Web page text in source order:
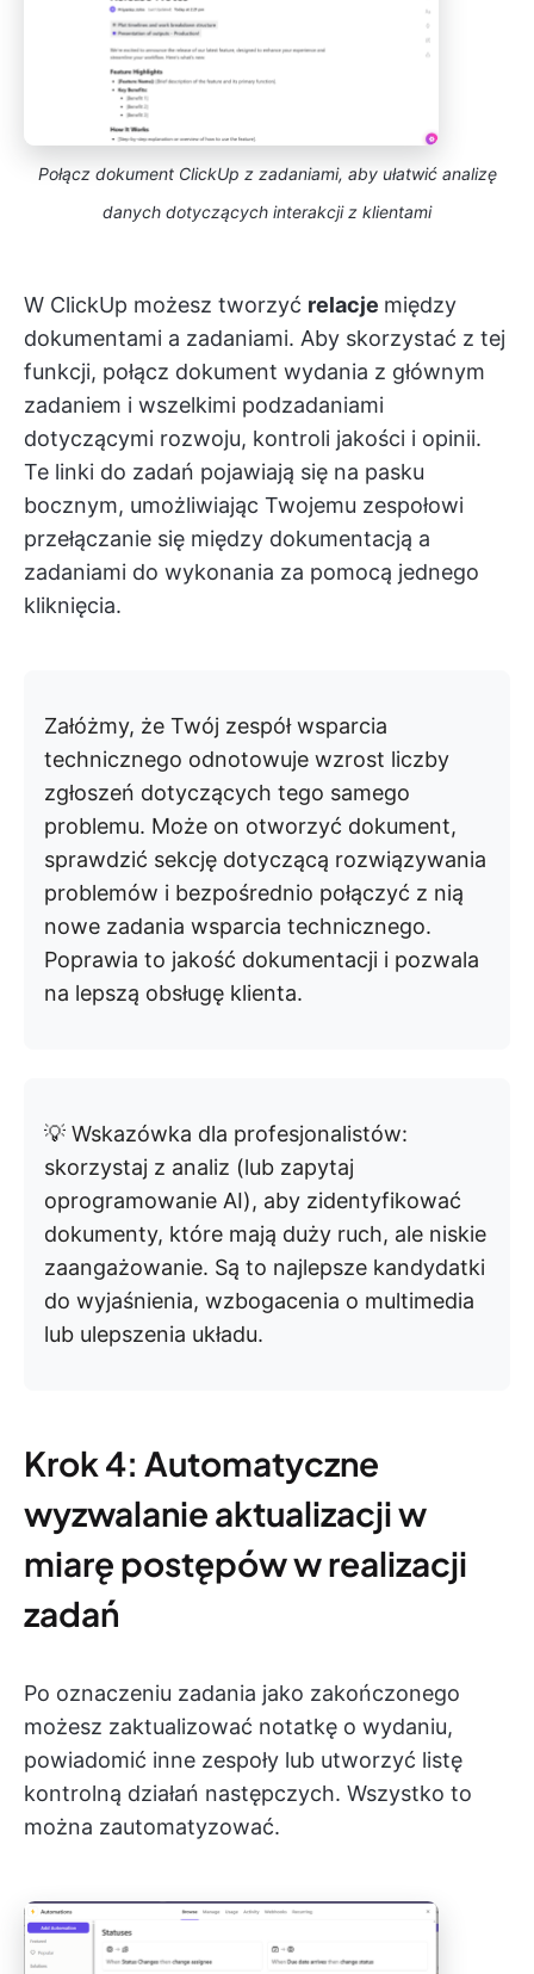
Połącz dokument ClickUp z zadaniami, aby ułatwić analizę
danych dotyczących interakcji z klientami
W ClickUp możesz tworzyć relacje między
dokumentami a zadaniami. Aby skorzystać z tej
funkcji, połącz dokument wydania z głównym
zadaniem i wszelkimi podzadaniami
dotyczącymi rozwoju, kontroli jakości i opinii.
Te linki do zadań pojawiają się na pasku
bocznym, umożliwiając Twojemu zespołowi
przełączanie się między dokumentacją a
zadaniami do wykonania za pomocą jednego
kliknięcia.
Załóżmy, że Twój zespół wsparcia
technicznego odnotowuje wzrost liczby
zgłoszeń dotyczących tego samego
problemu. Może on otworzyć dokument,
sprawdzić sekcję dotyczącą rozwiązywania
problemów i bezpośrednio połączyć z nią
nowe zadania wsparcia technicznego.
Poprawia to jakość dokumentacji i pozwala
na lepszą obsługę klienta.
💡 Wskazówka dla profesjonalistów:
skorzystaj z analiz (lub zapytaj
oprogramowanie AI), aby zidentyfikować
dokumenty, które mają duży ruch, ale niskie
zaangażowanie. Są to najlepsze kandydatki
do wyjaśnienia, wzbogacenia o multimedia
lub ulepszenia układu.
Krok 4: Automatyczne
wyzwalanie aktualizacji w
miarę postępów w realizacji
zadań
Po oznaczeniu zadania jako zakończonego
możesz zaktualizować notatkę o wydaniu,
powiadomić inne zespoły lub utworzyć listę
kontrolną działań następczych. Wszystko to
można zautomatyzować.